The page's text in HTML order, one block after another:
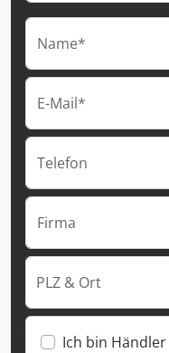
Name*
E-Mail*
Telefon
Firma
PLZ & Ort
Ich bin Händler